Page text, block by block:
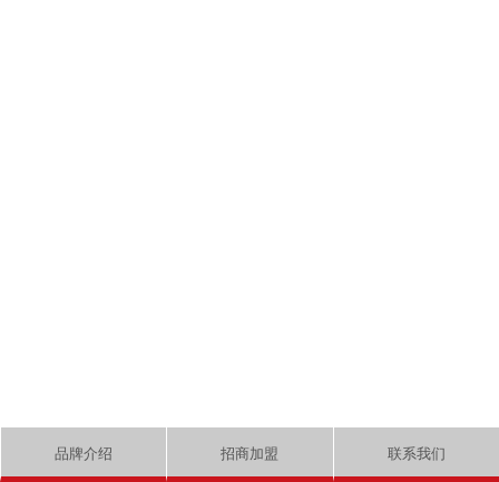
品牌介绍 招商加盟 联系我们